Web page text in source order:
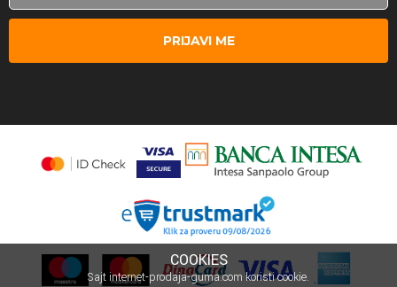
PRIJAVI ME
COOKIES
Sajt internet-prodaja-guma.com koristi cookie.